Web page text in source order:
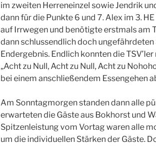
im zweiten Herreneinzel sowie Jendrik
dann für die Punkte 6 und 7. Alex im 3.
auf Irrwegen und benötigte erstmals am
dann schlussendlich doch
Endergebnis. Endlich konnten die
„Acht zu Null, Acht zu Null, Acht zu
bei einem anschließendem Essengehen
Am Sonntagmorgen standen dann alle
erwarteten die Gäste aus Bokhorst und
Spitzenleistung vom Vortag waren alle
um die individuellen Stärken der Gäste.